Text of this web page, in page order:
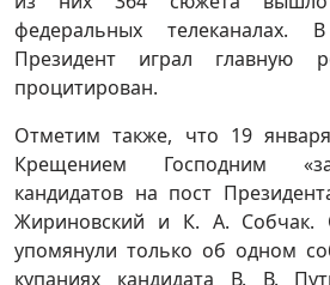
федеральных телеканалах.
Президент играл
процитирован.
Отметим также, что 19
Крещением Господним
кандидатов на пост
Жириновский и К. А. Собчак.
упомянули только об одном
купаниях кандидата В. В.